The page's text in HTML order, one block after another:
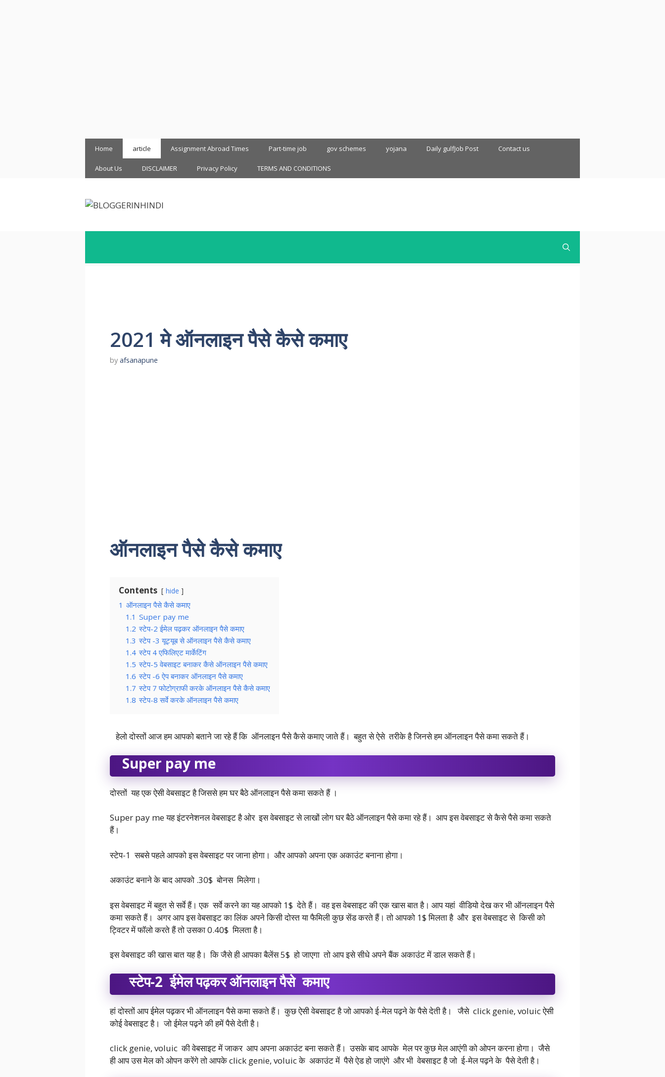
Home article Assignment Abroad Times Part-time job gov schemes yojana Daily gulfJob Post Contact us
About Us DISCLAIMER Privacy Policy TERMS AND CONDITIONS
2021 मे ऑनलाइन पैसे कैसे कमाए
by afsanapune
ऑनलाइन पैसे कैसे कमाए
Contents hide
1 ऑनलाइन पैसे कैसे कमाए
1.1 Super pay me
1.2 स्टेप-2 ईमेल पढ़कर ऑनलाइन पैसे कमाए
1.3 स्टेप -3 यूट्यूब से ऑनलाइन पैसे कैसे कमाए
1.4 स्टेप 4 एफिलिएट मार्केटिंग
1.5 स्टेप-5 वेबसाइट बनाकर कैसे ऑनलाइन पैसे कमाए
1.6 स्टेप -6 ऐप बनाकर ऑनलाइन पैसे कमाए
1.7 स्टेप 7 फोटोग्राफी करके ऑनलाइन पैसे कैसे कमाए
1.8 स्टेप-8 सर्वे करके ऑनलाइन पैसे कमाए
हेलो दोस्तों आज हम आपको बताने जा रहे हैं कि ऑनलाइन पैसे कैसे कमाए जाते हैं। बहुत से ऐसे तरीके है जिनसे हम ऑनलाइन पैसे कमा सकते हैं।
Super pay me
दोस्तों यह एक ऐसी वेबसाइट है जिससे हम घर बैठे ऑनलाइन पैसे कमा सकते हैं ।
Super pay me यह इंटरनेशनल वेबसाइट है ओर इस वेबसाइट से लाखों लोग घर बैठे ऑनलाइन पैसे कमा रहे हैं। आप इस वेबसाइट से कैसे पैसे कमा सकते
हैं।
स्टेप-1 सबसे पहले आपको इस वेबसाइट पर जाना होगा। और आपको अपना एक अकाउंट बनाना होगा।
अकाउंट बनाने के बाद आपको .30$ बोनस मिलेगा।
इस वेबसाइट में बहुत से सर्वे हैं। एक सर्वे करने का यह आपको 1$ देते हैं। वह इस वेबसाइट की एक खास बात है। आप यहां वीडियो देख कर भी ऑनलाइन पैसे
कमा सकते हैं। अगर आप इस वेबसाइट का लिंक अपने किसी दोस्त या फैमिली कुछ सेंड करते हैं। तो आपको 1$ मिलता है और इस वेबसाइट से किसी को
ट्विटर में फॉलो करते हैं तो उसका 0.40$ मिलता है।
इस वेबसाइट की खास बात यह है। कि जैसे ही आपका बैलेंस 5$ हो जाएगा तो आप इसे सीधे अपने बैंक अकाउंट में डाल सकते हैं।
स्टेप-2 ईमेल पढ़कर ऑनलाइन पैसे कमाए
हां दोस्तों आप ईमेल पढ़कर भी ऑनलाइन पैसे कमा सकते हैं। कुछ ऐसी वेबसाइट है जो आपको ई-मेल पढ़ने के पैसे देती है। जैसे click genie, voluic ऐसी
कोई वेबसाइट है। जो ईमेल पढ़ने की हमें पैसे देती है।
click genie, voluic की वेबसाइट में जाकर आप अपना अकाउंट बना सकते हैं। उसके बाद आपके मेल पर कुछ मेल आएंगी को ओपन करना होगा। जैसे
ही आप उस मेल को ओपन करेंगे तो आपके click genie, voluic के अकाउंट में पैसे ऐड हो जाएंगे और भी वेबसाइट है जो ई-मेल पढ़ने के पैसे देती है।